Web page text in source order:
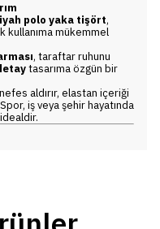
polo yaka tişört,
kullanıma mükemmel
, taraftar ruhunu
tasarıma özgün bir
aldırır, elastan içeriği
iş veya şehir hayatında